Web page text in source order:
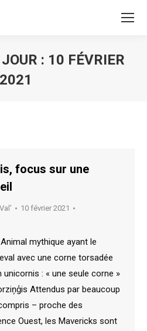
: 10 FÉVRIER
2021
focus sur une
Val'
10 février 2021
mythique ayant le
avec une corne torsadée
unicornis : « une seule corne »
Attendus par beaucoup
– proche des
Ouest, les Mavericks sont